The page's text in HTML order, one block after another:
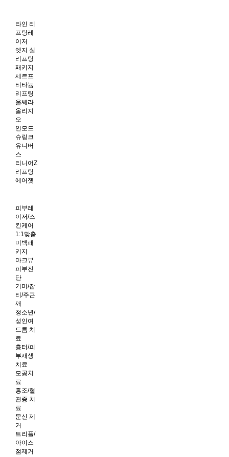
라인 리
프팅레
이저
엣지 실
리프팅
패키지
세르프
티타늄
리프팅
울쎄라
올리지
오
인모드
슈링크
유니버
스
리니어Z
리프팅
에어젯
피부레
이저/스
킨케어
1:1맞춤
미백패
키지
마크뷰
피부진
단
기미/잡
티/주근
깨
청소년/
성인여
드름 치
료
흉터/피
부재생
치료
모공치
료
홍조/혈
관종 치
료
문신 제
거
트리플/
아이스
점제거